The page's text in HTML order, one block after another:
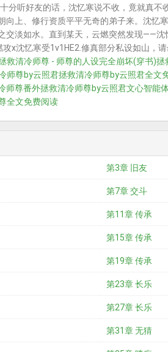
分听好友的话，沈忆寒说不收，竟就真
向上、修行资质平平无奇的弟子来。沈
交淡如水。直到某天，云燃突然发现——
x沈忆寒受1v1HE2.修真部分私设如山，
救清冷师尊 - 师尊的人设完全崩坏(穿书)拯
师尊by云照君拯救清冷师尊by云照君全文
师尊番外拯救清冷师尊by云照君文心智能
全文免费阅读
第3章 旧友
第7章 交斗
第11章 传承
第15章 传承
第19章 传承
第23章 长乐
第27章 长乐
第31章 无猜